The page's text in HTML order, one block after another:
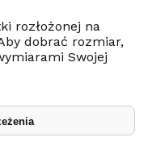
rozłożonej na
dobrać rozmiar,
Swojej